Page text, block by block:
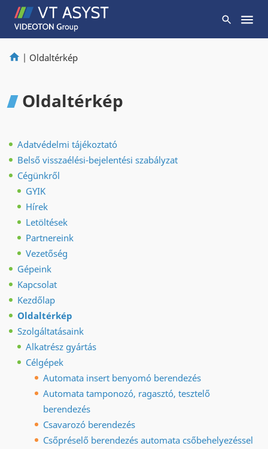
| Oldaltérkép
Oldaltérkép
Adatvédelmi tájékoztató
Belső visszaélési-bejelentési szabályzat
Cégünkről
GYIK
Hírek
Letöltések
Partnereink
Vezetőség
Gépeink
Kapcsolat
Kezdőlap
Oldaltérkép
Szolgáltatásaink
Alkatrész gyártás
Célgépek
Automata insert benyomó berendezés
Automata tamponozó, ragasztó, tesztelő
berendezés
Csavarozó berendezés
Csőpréselő berendezés automata csőbehelyezéssel